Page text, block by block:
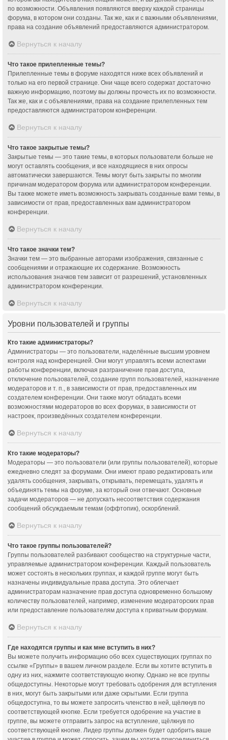
по возможности. Объявления появляются вверху каждой страницы
форума, в котором они созданы. Так же, как и с важными объявлениями,
права на создание объявлений предоставляются администратором.
Вернуться к началу
Что такое прилепленные темы?
Прилепленные темы в форуме находятся ниже всех объявлений и
только на его первой странице. Они чаще всего содержат достаточно
важную информацию, поэтому вы должны прочесть их по возможности.
Так же, как и с объявлениями, права на создание прилепленных тем
предоставляются администратором конференции.
Вернуться к началу
Что такое закрытые темы?
Закрытые темы — это такие темы, в которых пользователи больше не
могут оставлять сообщения, и все находящиеся в них опросы
автоматически завершаются. Темы могут быть закрыты по многим
причинам модератором форума или администратором конференции.
Вы также можете иметь возможность закрывать созданные вами темы, в
зависимости от прав, предоставленных вам администратором
конференции.
Вернуться к началу
Что такое значки тем?
Значки тем — это выбранные авторами изображения, связанные с
сообщениями и отражающие их содержание. Возможность
использования значков тем зависит от разрешений, установленных
администратором конференции.
Вернуться к началу
Уровни пользователей и группы
Кто такие администраторы?
Администраторы — это пользователи, наделённые высшим уровнем
контроля над конференцией. Они могут управлять всеми аспектами
работы конференции, включая разграничение прав доступа,
отключение пользователей, создание групп пользователей, назначение
модераторов и т. п., в зависимости от прав, предоставленных им
создателем конференции. Они также могут обладать всеми
возможностями модераторов во всех форумах, в зависимости от
настроек, произведённых создателем конференции.
Вернуться к началу
Кто такие модераторы?
Модераторы — это пользователи (или группы пользователей), которые
ежедневно следят за форумами. Они имеют право редактировать или
удалять сообщения, закрывать, открывать, перемещать, удалять и
объединять темы на форуме, за который они отвечают. Основные
задачи модераторов — не допускать несоответствия содержания
сообщений обсуждаемым темам (оффтопик), оскорблений.
Вернуться к началу
Что такое группы пользователей?
Группы пользователей разбивают сообщество на структурные части,
управляемые администратором конференции. Каждый пользователь
может состоять в нескольких группах, и каждой группе могут быть
назначены индивидуальные права доступа. Это облегчает
администраторам назначение прав доступа одновременно большому
количеству пользователей, например, изменение модераторских прав
или предоставление пользователям доступа к приватным форумам.
Вернуться к началу
Где находятся группы и как мне вступить в них?
Вы можете получить информацию обо всех существующих группах по
ссылке «Группы» в вашем личном разделе. Если вы хотите вступить в
одну из них, нажмите соответствующую кнопку. Однако не все группы
общедоступны. Некоторые могут требовать одобрения для вступления
в них, могут быть закрытыми или даже скрытыми. Если группа
общедоступна, то вы можете запросить членство в ней, щёлкнув по
соответствующей кнопке. Если требуется одобрение на участие в
группе, вы можете отправить запрос на вступление, щёлкнув по
соответствующей кнопке. Лидер группы должен будет одобрить ваше